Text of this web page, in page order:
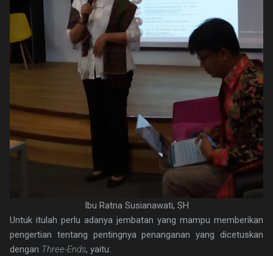
Ibu Ratna Susianawati, SH
Untuk itulah perlu adanya jembatan yang mampu memberikan
pengertian tentang pentingnya penanganan yang dicetuskan
dengan Three-Ends, yaitu: